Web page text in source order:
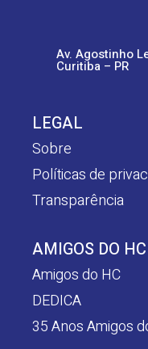
Av. Agostinho
Curitiba – PR
LEGAL
Sobre
Políticas de
Transparência
AMIGOS DO HC
Amigos do HC
DEDICA
35 Anos Amigos